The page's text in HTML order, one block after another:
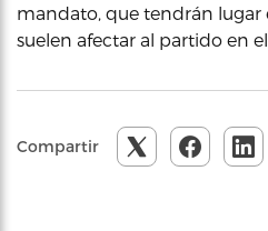
mandato, que tendrán lugar
suelen afectar al partido en
Compartir